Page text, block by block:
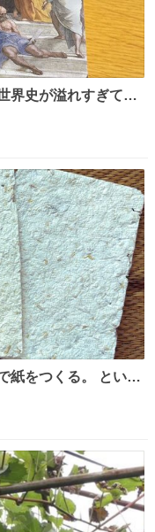
界史が溢れすぎてて
紙をつくる。 という
身しました😂